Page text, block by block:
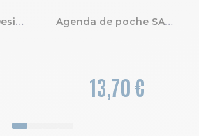
To Do List Color Design 10 x 18 cm. Agenda de poche SAS 16S Color Design 9 x 16 cm Semainier Septembre 2026 à Août 2027-Fleurs
13,70 €